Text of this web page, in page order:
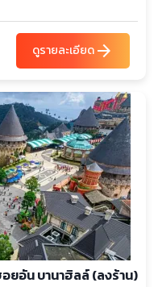
ดูรายละเอียดarrow_forward
ยอัน บานาฮิลล์ (ลงร้าน)